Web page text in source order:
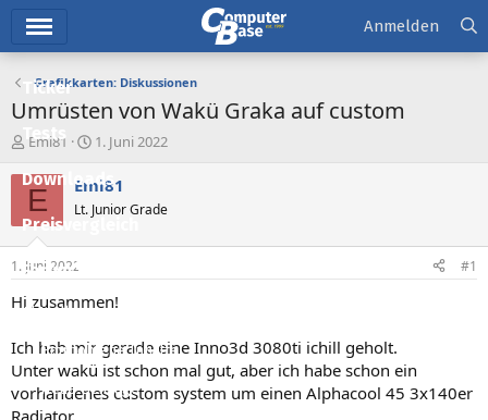
Ticker
Tests
Downloads
Preisvergleich
Forum
Aktuelles
Empfohlene Inhalte
Neue Beiträge
Anmelden
Grafikkarten: Diskussionen
Umrüsten von Wakü Graka auf custom
E
s
e
e
r
Emi81
E
s
e
t
a
1. Juni 2022
E Emi81
Lt. Junior Grade
1. Juni 2022 #1
Hi zusammen!
Ich hab mir gerade eine Inno3d 3080ti ichill geholt.
Unter wakü ist schon mal gut, aber ich habe schon ein
vorhandenes custom system um einen Alphacool 45 3x140er
Radiator.